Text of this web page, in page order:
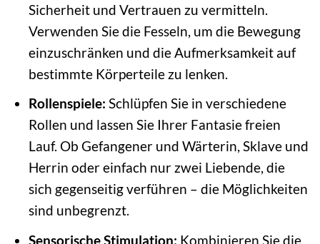
Sicherheit und Vertrauen zu vermitteln.
Verwenden Sie die Fesseln, um die Bewegung
einzuschränken und die Aufmerksamkeit auf
bestimmte Körperteile zu lenken.
Rollenspiele: Schlüpfen Sie in verschiedene
Rollen und lassen Sie Ihrer Fantasie freien
Lauf. Ob Gefangener und Wärterin, Sklave und
Herrin oder einfach nur zwei Liebende, die
sich gegenseitig verführen – die Möglichkeiten
sind unbegrenzt.
Sensorische Stimulation: Kombinieren Sie die